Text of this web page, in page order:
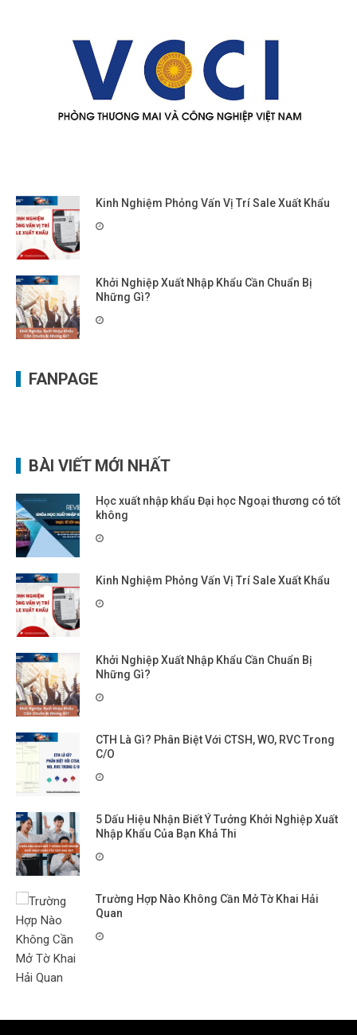
Kinh Nghiệm Phỏng Vấn Vị Trí Sale Xuất Khẩu
Khởi Nghiệp Xuất Nhập Khẩu Cần Chuẩn Bị
Những Gì?
FANPAGE
BÀI VIẾT MỚI NHẤT
Học xuất nhập khẩu Đại học Ngoại thương có tốt
không
Kinh Nghiệm Phỏng Vấn Vị Trí Sale Xuất Khẩu
Khởi Nghiệp Xuất Nhập Khẩu Cần Chuẩn Bị
Những Gì?
CTH Là Gì? Phân Biệt Với CTSH, WO, RVC Trong
C/O
5 Dấu Hiệu Nhận Biết Ý Tưởng Khởi Nghiệp Xuất
Nhập Khẩu Của Bạn Khả Thi
Trường Hợp Nào Không Cần Mở Tờ Khai Hải
Quan